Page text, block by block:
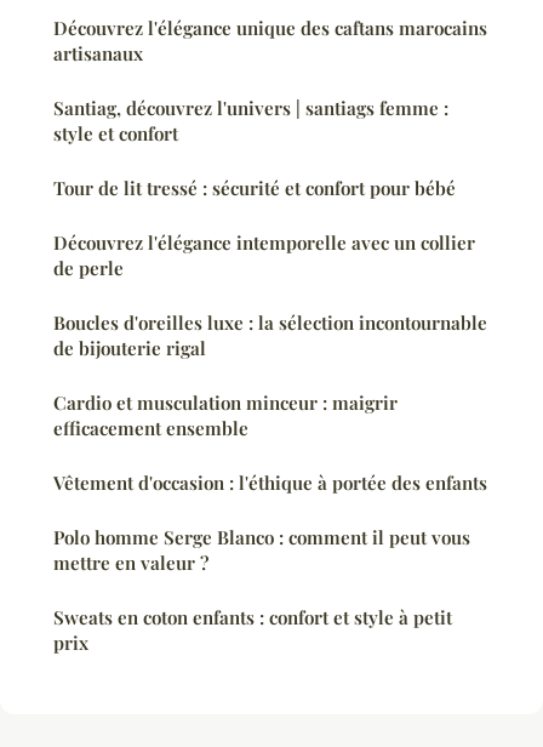
Découvrez l'élégance unique des caftans marocains
artisanaux
Santiag, découvrez l'univers | santiags femme :
style et confort
Tour de lit tressé : sécurité et confort pour bébé
Découvrez l'élégance intemporelle avec un collier
de perle
Boucles d'oreilles luxe : la sélection incontournable
de bijouterie rigal
Cardio et musculation minceur : maigrir
efficacement ensemble
Vêtement d'occasion : l'éthique à portée des enfants
Polo homme Serge Blanco : comment il peut vous
mettre en valeur ?
Sweats en coton enfants : confort et style à petit
prix